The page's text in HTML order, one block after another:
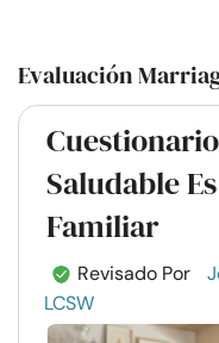
Evaluación
Saludable
Familiar
Revisado Por
LCSW